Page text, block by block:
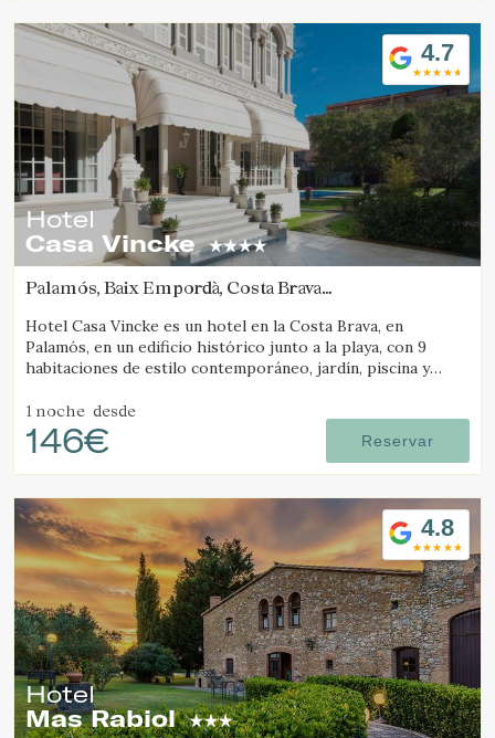
4.7
Hotel
Casa Vincke
Palamós, Baix Empordà, Costa Brava
Hotel Casa Vincke es un hotel en la Costa Brava, en
Palamós, en un edificio histórico junto a la playa, con 9
habitaciones de estilo contemporáneo, jardín, piscina y
1 noche desde
146€ Reservar
4.8
Hotel
Mas Rabiol